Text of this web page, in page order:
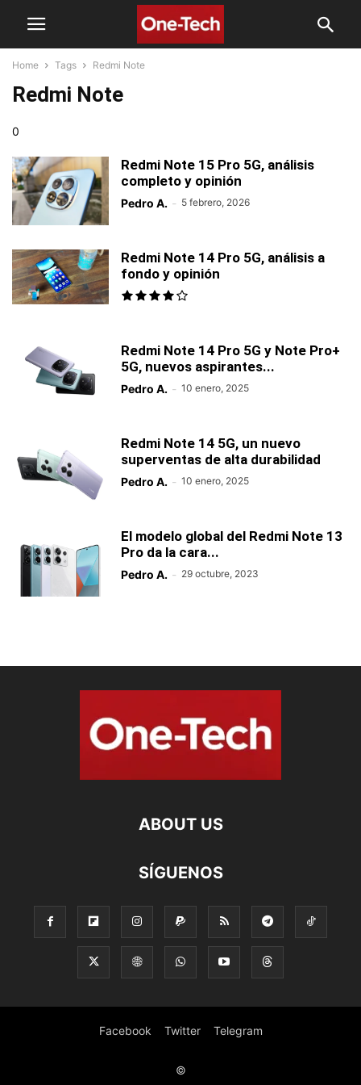
Home Tags Redmi Note
Redmi Note
0
Redmi Note 15 Pro 5G, análisis
completo y opinión
Pedro A. - 5 febrero, 2026
Redmi Note 14 Pro 5G, análisis a
fondo y opinión
Redmi Note 14 Pro 5G y Note Pro+
5G, nuevos aspirantes...
Pedro A. - 10 enero, 2025
Redmi Note 14 5G, un nuevo
superventas de alta durabilidad
Pedro A. - 10 enero, 2025
El modelo global del Redmi Note 13
Pro da la cara...
Pedro A. - 29 octubre, 2023
ABOUT US
SÍGUENOS
Facebook Twitter Telegram
©